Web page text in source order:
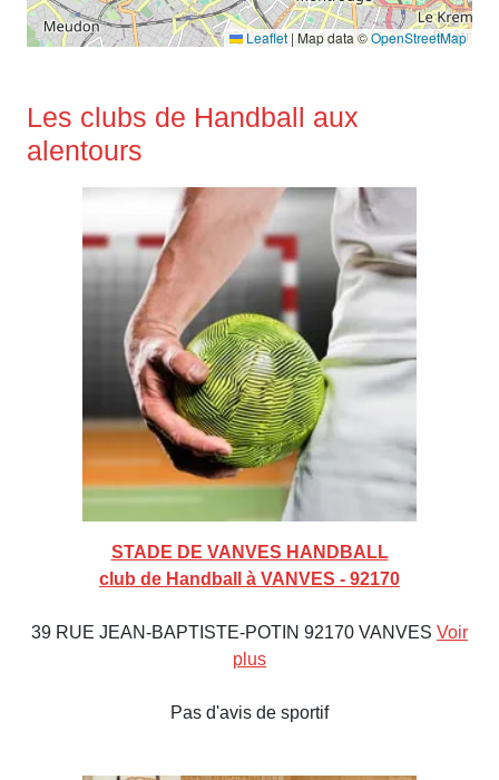
Leaflet | Map data ©OpenStreetMap
Les clubs de Handball aux
alentours
STADE DE VANVES HANDBALL
club de Handball à VANVES - 92170
39 RUE JEAN-BAPTISTE-POTIN 92170 VANVES Voir
plus
Pas d'avis de sportif